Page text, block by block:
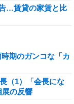
…賃貸の家賃と比
期のガンコな「カ
（1）「会長にな
の反響